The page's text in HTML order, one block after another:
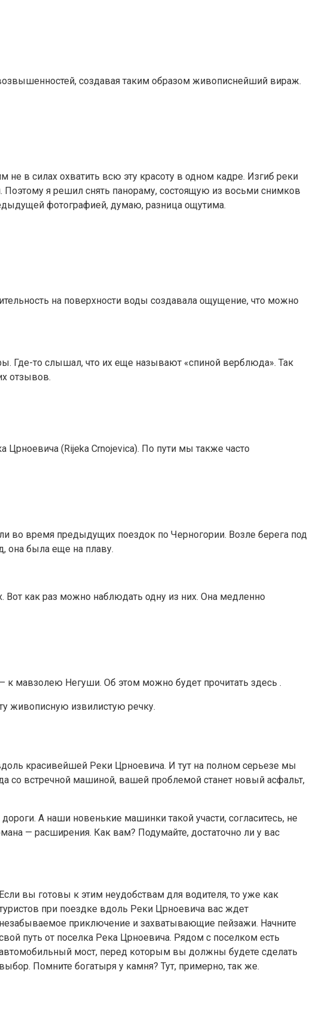
создавая таким образом живописнейший вираж.
в силах охватить всю эту красоту в одном кадре. Изгиб реки
я решил снять панораму, состоящую из восьми снимков
фотографией, думаю, разница ощутима.
на поверхности воды создавала ощущение, что можно
Где-то слышал, что их еще называют «спиной верблюда». Так
отзывов.
(Rijeka Crnojevica). По пути мы также часто
во время предыдущих поездок по Черногории. Возле берега под
она была еще на плаву.
как раз можно наблюдать одну из них. Она медленно
к мавзолею Негуши. Об этом можно будет прочитать здесь .
живописную извилистую речку.
красивейшей Реки Црноевича. И тут на полном серьезе мы
со встречной машиной, ​вашей проблемой станет ​новый асфальт,
А наши новенькие машинки такой участи, согласитесь, не
— расширения. Как вам? Подумайте, достаточно ли у вас
Если вы готовы к этим неудобствам для водителя, то уже как
при поездке вдоль Реки Црноевича вас ждет
незабываемое приключение и захватывающие пейзажи. Начните
путь от поселка Река Црноевича. Рядом с поселком есть
мост, перед которым вы должны будете сделать
выбор. Помните богатыря у камня? Тут, примерно, так же.